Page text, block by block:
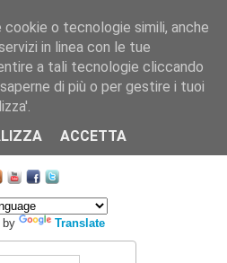
RISPONDE SONDAGGI
by Translate
o tecnologie simili, anche
in linea con le tue
a tali tecnologie cliccando
di più o per gestire i tuoi
ACCETTA